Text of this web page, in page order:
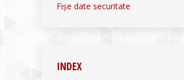
Fișe date securitate
INDEX